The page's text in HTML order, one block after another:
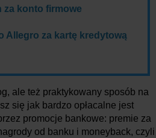
za konto firmowe
Allegro za kartę kredytową
ale też praktykowany sposób na
się jak bardzo opłacalne jest
promocje bankowe: premie za
od banku i moneyback, czyli